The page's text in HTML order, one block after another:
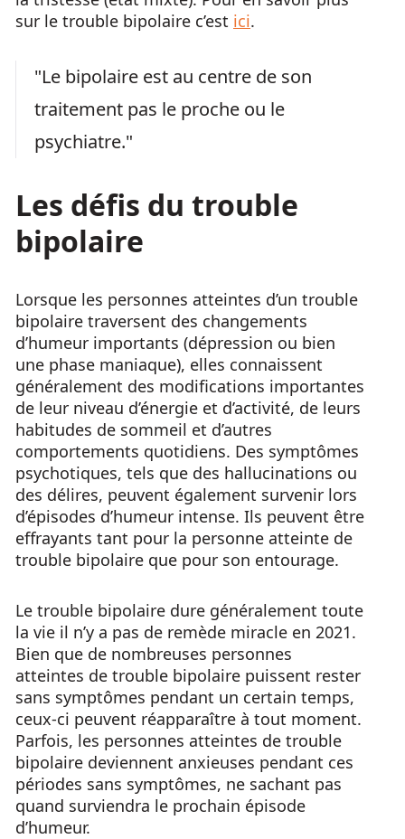
sur le trouble bipolaire c’est ici.
"Le bipolaire est au centre de son
traitement pas le proche ou le
psychiatre."
Les défis du trouble
bipolaire
Lorsque les personnes atteintes d’un trouble
bipolaire traversent des changements
d’humeur importants (dépression ou bien
une phase maniaque), elles connaissent
généralement des modifications importantes
de leur niveau d’énergie et d’activité, de leurs
habitudes de sommeil et d’autres
comportements quotidiens. Des symptômes
psychotiques, tels que des hallucinations ou
des délires, peuvent également survenir lors
d’épisodes d’humeur intense. Ils peuvent être
effrayants tant pour la personne atteinte de
trouble bipolaire que pour son entourage.
Le trouble bipolaire dure généralement toute
la vie il n’y a pas de remède miracle en 2021.
Bien que de nombreuses personnes
atteintes de trouble bipolaire puissent rester
sans symptômes pendant un certain temps,
ceux-ci peuvent réapparaître à tout moment.
Parfois, les personnes atteintes de trouble
bipolaire deviennent anxieuses pendant ces
périodes sans symptômes, ne sachant pas
quand surviendra le prochain épisode
d’humeur.